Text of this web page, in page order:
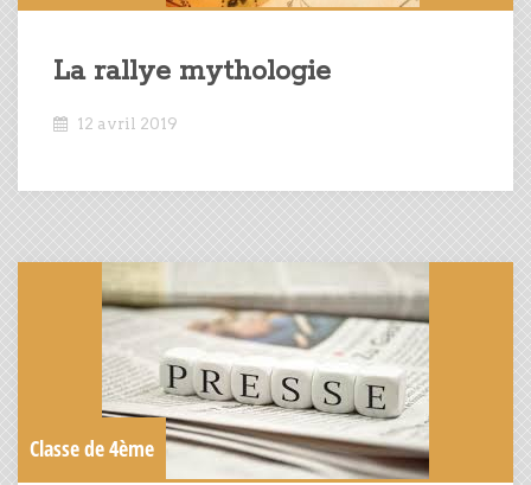
La rallye mythologie
12 avril 2019
Classe de 4ème